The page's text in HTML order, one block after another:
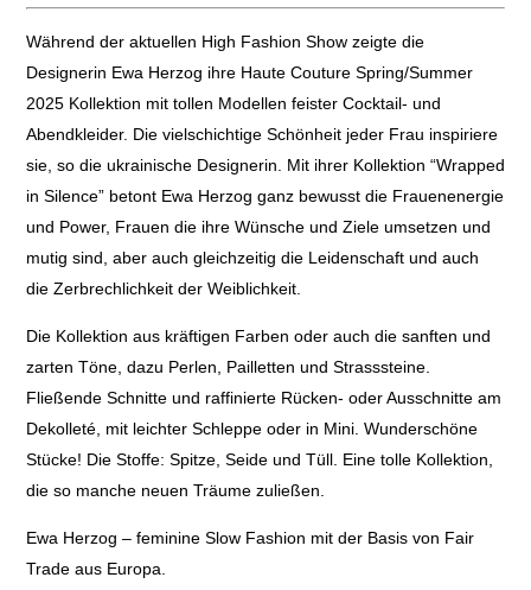
Während der aktuellen High Fashion Show zeigte die
Designerin Ewa Herzog ihre Haute Couture Spring/Summer
2025 Kollektion mit tollen Modellen feister Cocktail- und
Abendkleider. Die vielschichtige Schönheit jeder Frau inspiriere
sie, so die ukrainische Designerin. Mit ihrer Kollektion “Wrapped
in Silence” betont Ewa Herzog ganz bewusst die Frauenenergie
und Power, Frauen die ihre Wünsche und Ziele umsetzen und
mutig sind, aber auch gleichzeitig die Leidenschaft und auch
die Zerbrechlichkeit der Weiblichkeit.
Die Kollektion aus kräftigen Farben oder auch die sanften und
zarten Töne, dazu Perlen, Pailletten und Strasssteine.
Fließende Schnitte und raffinierte Rücken- oder Ausschnitte am
Dekolleté, mit leichter Schleppe oder in Mini. Wunderschöne
Stücke! Die Stoffe: Spitze, Seide und Tüll. Eine tolle Kollektion,
die so manche neuen Träume zuließen.
Ewa Herzog – feminine Slow Fashion mit der Basis von Fair
Trade aus Europa.